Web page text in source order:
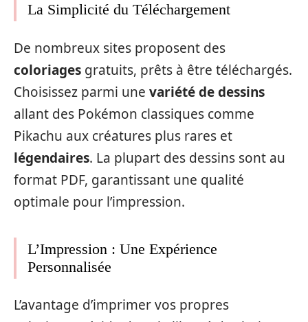
La Simplicité du Téléchargement
De nombreux sites proposent des
coloriages gratuits, prêts à être téléchargés.
Choisissez parmi une variété de dessins
allant des Pokémon classiques comme
Pikachu aux créatures plus rares et
légendaires. La plupart des dessins sont au
format PDF, garantissant une qualité
optimale pour l’impression.
L’Impression : Une Expérience
Personnalisée
L’avantage d’imprimer vos propres